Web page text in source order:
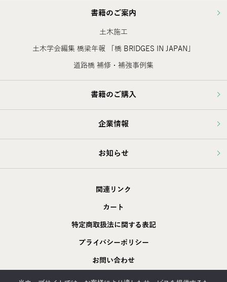
書籍のご案内
土木施工
土木学会編集 橋梁年報 「橋 BRIDGES IN JAPAN」
道路橋 補修・補強事例集
書籍のご購入
企業情報
お知らせ
関連リンク
カート
特定商取扱法に関する表記
プライバシーポリシー
お問い合わせ
採用情報